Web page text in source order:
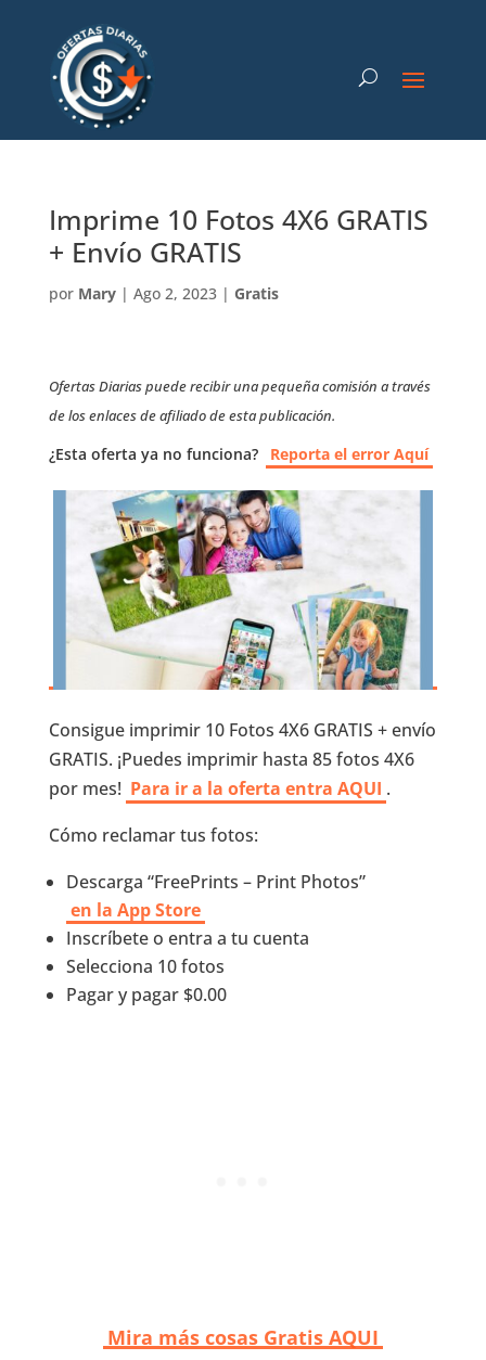
Imprime 10 Fotos 4X6 GRATIS
+ Envío GRATIS
por Mary| Ago 2, 2023| Gratis
Ofertas Diarias puede recibir una pequeña comisión a través
de los enlaces de afiliado de esta publicación.
¿Esta oferta ya no funciona? Reporta el error Aquí
Consigue imprimir 10 Fotos 4X6 GRATIS + envío
GRATIS. ¡Puedes imprimir hasta 85 fotos 4X6
por mes! Para ir a la oferta entra AQUI .
Cómo reclamar tus fotos:
Descarga “FreePrints – Print Photos”
en la App Store
Inscríbete o entra a tu cuenta
Selecciona 10 fotos
Pagar y pagar $0.00
Mira más cosas Gratis AQUI